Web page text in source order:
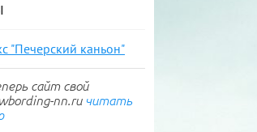
"Печерский каньон"
сайт свой
nn.ru читать